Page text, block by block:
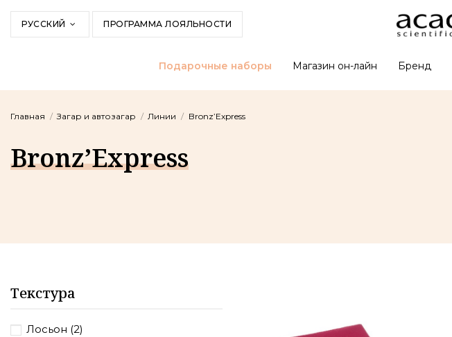
РУССКИЙ ПРОГРАММА ЛОЯЛЬНОСТИ
Подарочные наборы Магазин он-лайн Бренд
Главная Загар и автозагар Линии Bronz’Express
Bronz’Express
Текстура
Лосьон (2)